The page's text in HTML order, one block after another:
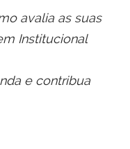
avalia as suas
Institucional
e contribua